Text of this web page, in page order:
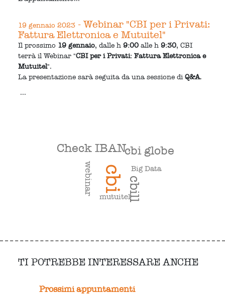
19 gennaio 2023 - Webinar "CBI per i Privati:
Fattura Elettronica e Mutuitel"
Il prossimo 19 gennaio, dalle h9:00 alle h9:30, CBI
terrà il Webinar "CBI per i Privati: Fattura Elettronica e
Mutuitel".
La presentazione sarà seguita da una sessione diQ&A.
...
cbi cbill
cbi globe
Check IBAN
webinar
mutuitel
Big Data
TI POTREBBE INTERESSARE ANCHE
Prossimi appuntamenti